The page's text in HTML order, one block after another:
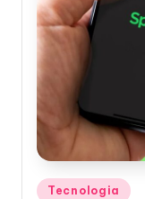
Publicado
Tecnologia